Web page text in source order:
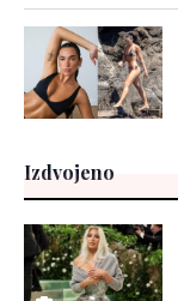
Izdvojeno